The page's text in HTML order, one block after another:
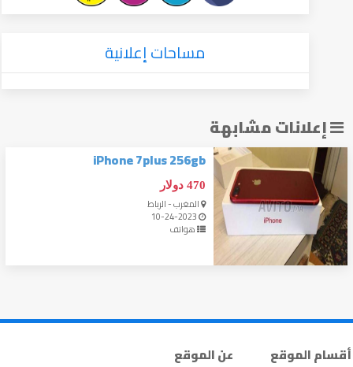
مساحات إعلانية
إعلانات مشابهة
iPhone 7plus 256gb
470 دولار
المغرب - الرباط
10-24-2023
هواتف
أقسام الموقع عن الموقع